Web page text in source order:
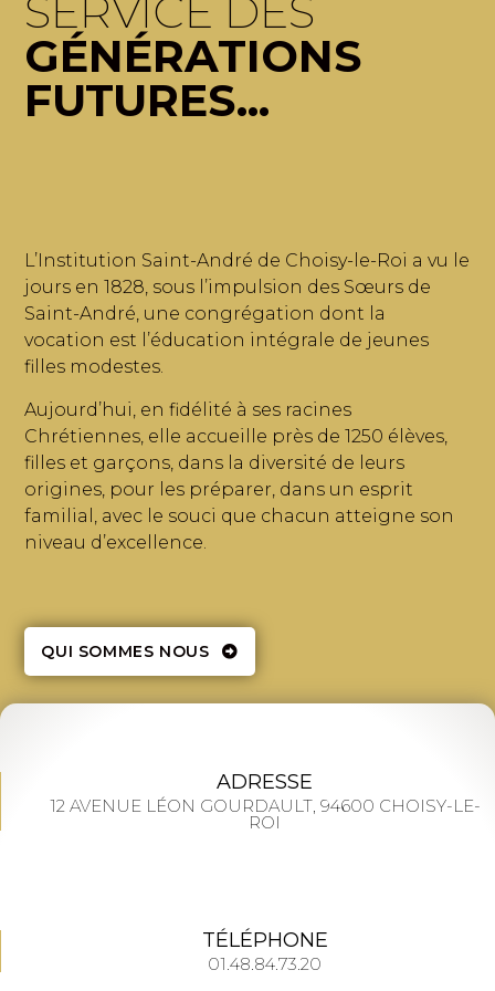
SERVICE DES
GÉNÉRATIONS
FUTURES...
L’Institution Saint-André de Choisy-le-Roi a vu le
jours en 1828, sous l’impulsion des Sœurs de
Saint-André, une congrégation dont la
vocation est l’éducation intégrale de jeunes
filles modestes.
Aujourd’hui, en fidélité à ses racines
Chrétiennes, elle accueille près de 1250 élèves,
filles et garçons, dans la diversité de leurs
origines, pour les préparer, dans un esprit
familial, avec le souci que chacun atteigne son
niveau d’excellence.
QUI SOMMES NOUS
ADRESSE
12 AVENUE LÉON GOURDAULT, 94600 CHOISY-LE-
ROI
TÉLÉPHONE
01.48.84.73.20